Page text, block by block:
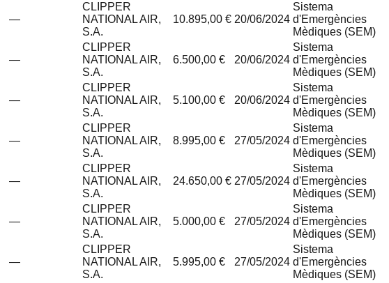
—
CLIPPER
NATIONAL AIR,
S.A.
10.895,00 € 20/06/2024
Sistema
d'Emergències
Mèdiques (SEM)
—
CLIPPER
NATIONAL AIR,
S.A.
6.500,00 € 20/06/2024
Sistema
d'Emergències
Mèdiques (SEM)
—
CLIPPER
NATIONAL AIR,
S.A.
5.100,00 € 20/06/2024
Sistema
d'Emergències
Mèdiques (SEM)
—
CLIPPER
NATIONAL AIR,
S.A.
8.995,00 € 27/05/2024
Sistema
d'Emergències
Mèdiques (SEM)
—
CLIPPER
NATIONAL AIR,
S.A.
24.650,00 € 27/05/2024
Sistema
d'Emergències
Mèdiques (SEM)
—
CLIPPER
NATIONAL AIR,
S.A.
5.000,00 € 27/05/2024
Sistema
d'Emergències
Mèdiques (SEM)
—
CLIPPER
NATIONAL AIR,
S.A.
5.995,00 € 27/05/2024
Sistema
d'Emergències
Mèdiques (SEM)